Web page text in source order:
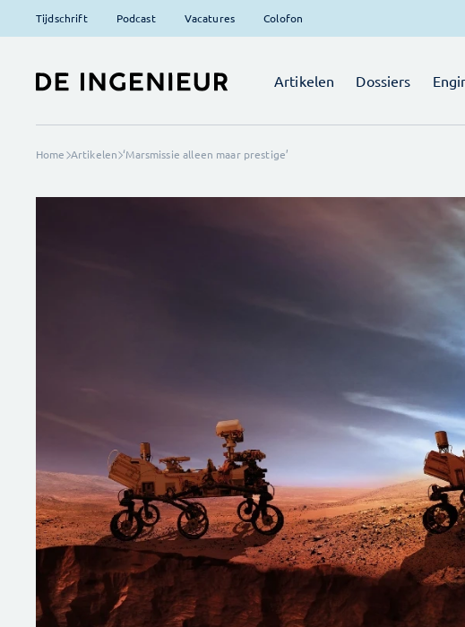
Tijdschrift Podcast Vacatures Colofon
Artikelen Dossiers
Home Artikelen ‘Marsmissie alleen maar prestige’